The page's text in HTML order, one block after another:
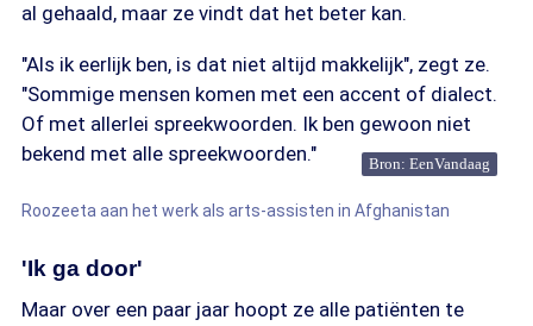
al gehaald, maar ze vindt dat het beter kan.
"Als ik eerlijk ben, is dat niet altijd makkelijk", zegt ze.
"Sommige mensen komen met een accent of dialect.
Of met allerlei spreekwoorden. Ik ben gewoon niet
bekend met alle spreekwoorden."
Bron: EenVandaag
Roozeeta aan het werk als arts-assisten in Afghanistan
'Ik ga door'
Maar over een paar jaar hoopt ze alle patiënten te